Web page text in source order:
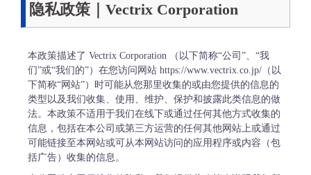
隐私政策｜Vectrix Corporation
本政策描述了 Vectrix Corporation （以下简称“公司”、“我
们”或“我们的”）在您访问网站 https://www.vectrix.co.jp/（以
下简称“网站”）时可能从您那里收集的或由您提供的信息的
类型以及我们收集、使用、维护、保护和披露此类信息的做
法。本政策不适用于我们在线下或通过任何其他方式收集的
信息，包括在本公司或第三方运营的任何其他网站上或通过
可能链接至本网站或可从本网站访问的应用程序或内容（包
括广告）收集的信息。